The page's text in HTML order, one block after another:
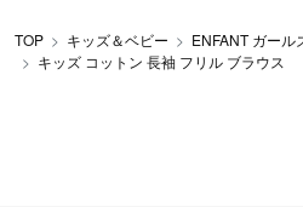
TOP キッズ＆ベビー ENFANT ガール
キッズ コットン 長袖 フリル ブラウス